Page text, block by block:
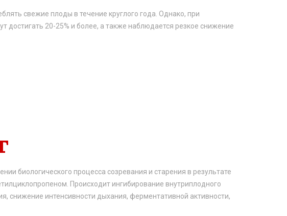
свежие плоды в течение круглого года. Однако, при
достигать 20-25% и более, а также наблюдается резкое снижение
биологического процесса созревания и старения в результате
Происходит ингибирование внутриплодного
снижение интенсивности дыхания, ферментативной активности,